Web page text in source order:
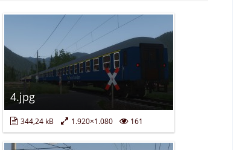
4.jpg
344,24 kB 1.920×1.080 161